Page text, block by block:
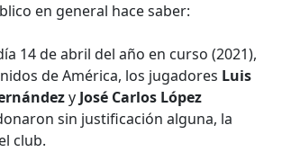
en general hace saber:
14 de abril del año en curso (2021),
de América, los jugadores Luis
y José Carlos López
sin justificación alguna, la
club.